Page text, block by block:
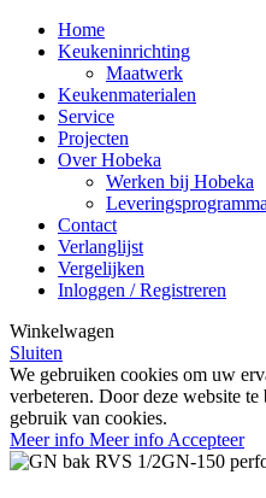
Home
Keukeninrichting
Maatwerk
Keukenmaterialen
Service
Projecten
Over Hobeka
Werken bij Hobeka
Leveringsprogramma
Contact
Verlanglijst
Vergelijken
Inloggen / Registreren
Winkelwagen
Sluiten
We gebruiken cookies om uw
verbeteren. Door deze website
gebruik van cookies.
Meer info Meer info Accepteer